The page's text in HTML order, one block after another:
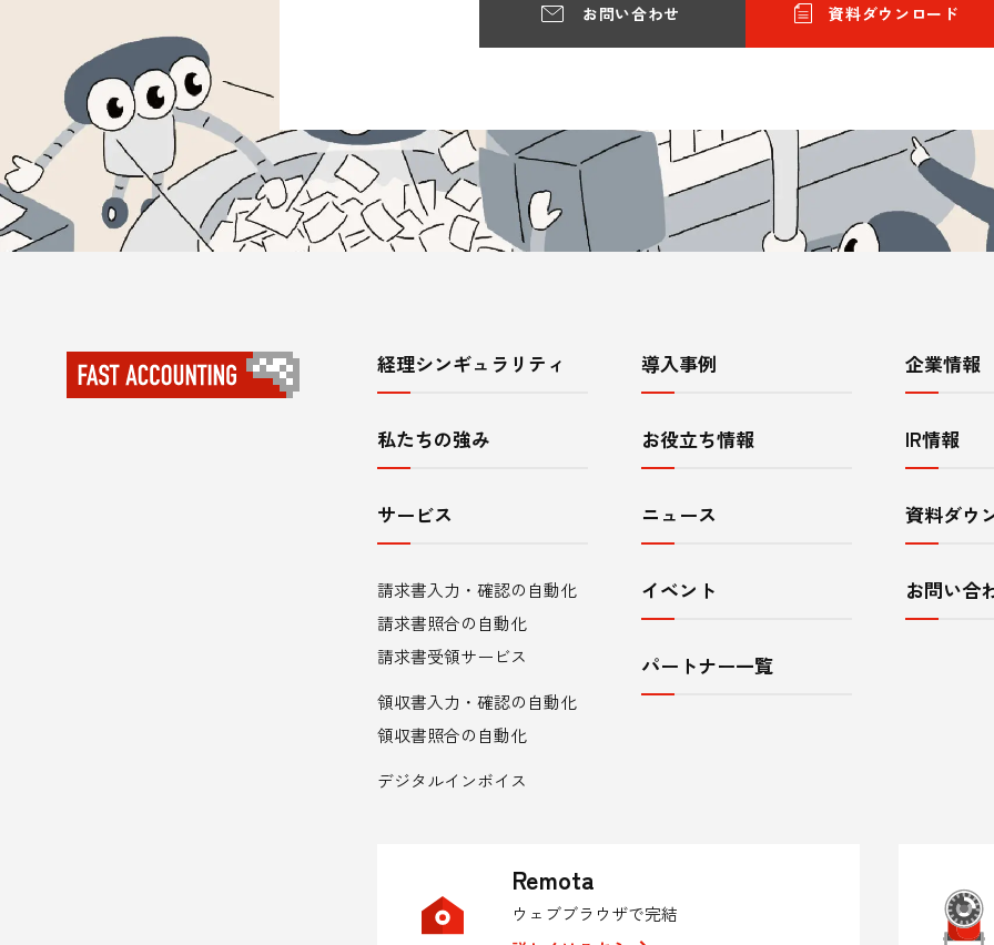
お問い合わせ 資料ダウンロード
サ
ト
内
ニ
ュ
ー
経理シンギュラリティ
私たちの強み
サービス
請求書入力・確認の自動化
請求書照合の自動化
請求書受領サービス
領収書入力・確認の自動化
領収書照合の自動化
デジタルインボイス
導入事例
お役立ち情報
ニュース
イベント
パートナー一覧
企業情報
IR情報
資料ダウ
お問い合
Remota
ウェブブラウザで完結